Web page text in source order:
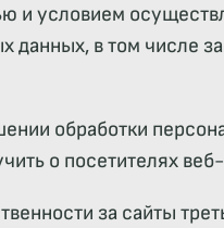
и условием
данных, в том числе
обработки
о посетителях
за сайты